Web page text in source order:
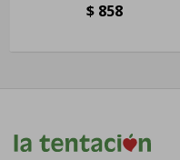
$ 858